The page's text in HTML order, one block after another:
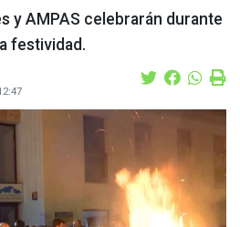
y AMPAS celebrarán durante
festividad.